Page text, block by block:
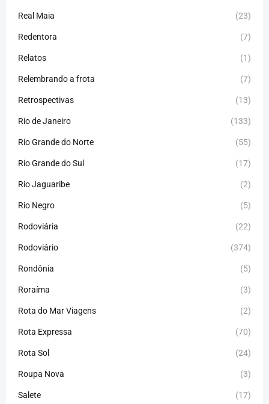
Real Maia (23)
Redentora (7)
Relatos (1)
Relembrando a frota (7)
Retrospectivas (13)
Rio de Janeiro (133)
Rio Grande do Norte (55)
Rio Grande do Sul (17)
Rio Jaguaribe (2)
Rio Negro (5)
Rodoviária (22)
Rodoviário (374)
Rondônia (5)
Roraíma (3)
Rota do Mar Viagens (2)
Rota Expressa (70)
Rota Sol (24)
Roupa Nova (3)
Salete (17)